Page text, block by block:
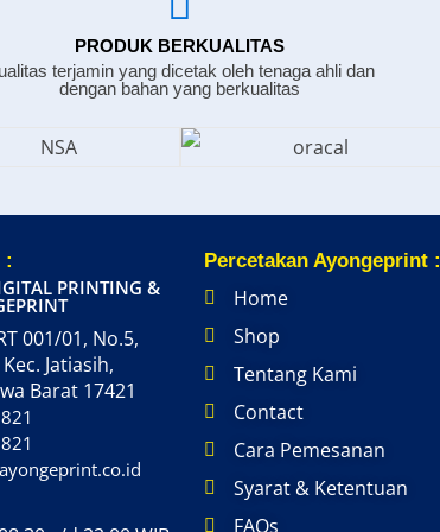
PRODUK BERKUALITAS
terjamin yang dicetak oleh tenaga ahli dan
dengan bahan yang berkualitas
:
PRINTING &
001/01, No.5,
Jatiasih,
Barat 17421
Percetakan Ayongeprint :
Home
Shop
Tentang Kami
Contact
Cara Pemesanan
Syarat & Ketentuan
FAQs